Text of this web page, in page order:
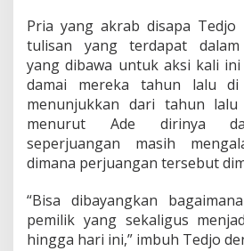
P
K
Pria yang akrab disapa Tedjo
tulisan yang terdapat dalam
yang dibawa untuk aksi kali
damai mereka tahun lalu
menunjukkan dari tahun lalu
menurut Ade dirinya
seperjuangan masih
dimana perjuangan tersebut
“Bisa dibayangkan
pemilik yang sekaligus
hingga hari ini,” imbuh Tedjo